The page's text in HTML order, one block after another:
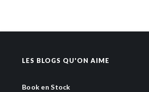
LES BLOGS QU'ON AIME
Book en Stock